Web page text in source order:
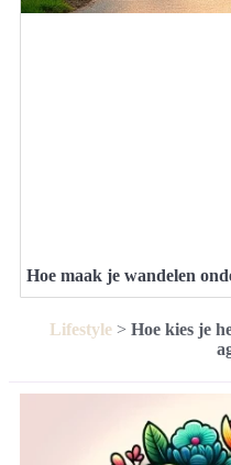
Hoe maak je wandelen
Lifestyle > Hoe kies je